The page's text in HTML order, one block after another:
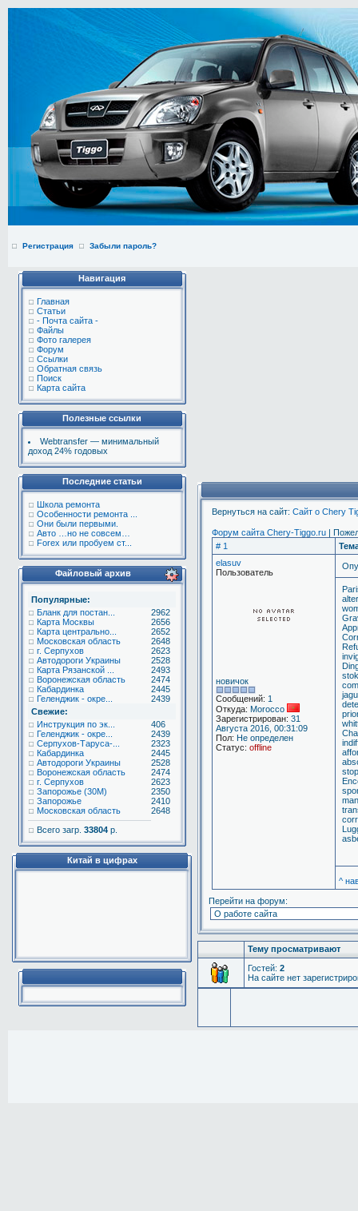
Регистрация Забыли пароль?
Навигация
Главная
Статьи
- Почта сайта -
Файлы
Фото галерея
Форум
Ссылки
Обратная связь
Поиск
Карта сайта
Полезные ссылки
Webtransfer — минимальный
доход 24% годовых
Последние статьи
Школа ремонта
Особенности ремонта ...
Они были первыми.
Авто …но не совсем…
Forex или пробуем ст...
Файловый архив
Популярные:
Бланк для постан...
2962
Карта Москвы
2656
Карта центрально...
2652
Московская область
2648
г. Серпухов
2623
Автодороги Украины
2528
Карта Рязанской ...
2493
Воронежская область
2474
Кабардинка
2445
Геленджик - окре...
2439
Свежие:
Инструкция по эк...
406
Геленджик - окре...
2439
Серпухов-Таруса-...
2323
Кабардинка
2445
Автодороги Украины
2528
Воронежская область
2474
г. Серпухов
2623
Запорожье (30М)
2350
Запорожье
2410
Московская область
2648
Всего загр. 33804 р.
Китай в цифрах
Вернуться на сайт: Сайт о Chery
Форум сайта Chery-Tiggo.ru |
# 1
elasuv
Пользователь
новичок
Сообщений: 1
Откуда: Morocco
Зарегистрирован: 31
Августа 2016, 00:31:09
Пол: Не определен
Статус: offline
^
Перейти на форум:
Тему просматривают
Гостей: 2
На сайте нет